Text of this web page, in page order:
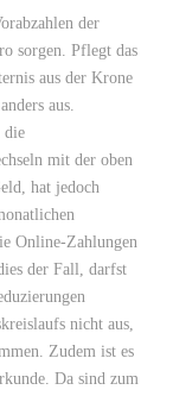
der
sorgen. Pflegt das
aus der Krone
aus.
die
mit der oben
hat jedoch
Online-Zahlungen
der Fall, darfst
nicht aus,
Zudem ist es
Da sind zum